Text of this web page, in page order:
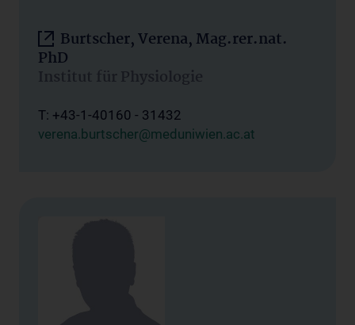
Burtscher, Verena, Mag.rer.nat.
PhD
Institut für Physiologie
T: +43-1-40160 - 31432
verena.burtscher@meduniwien.ac.at